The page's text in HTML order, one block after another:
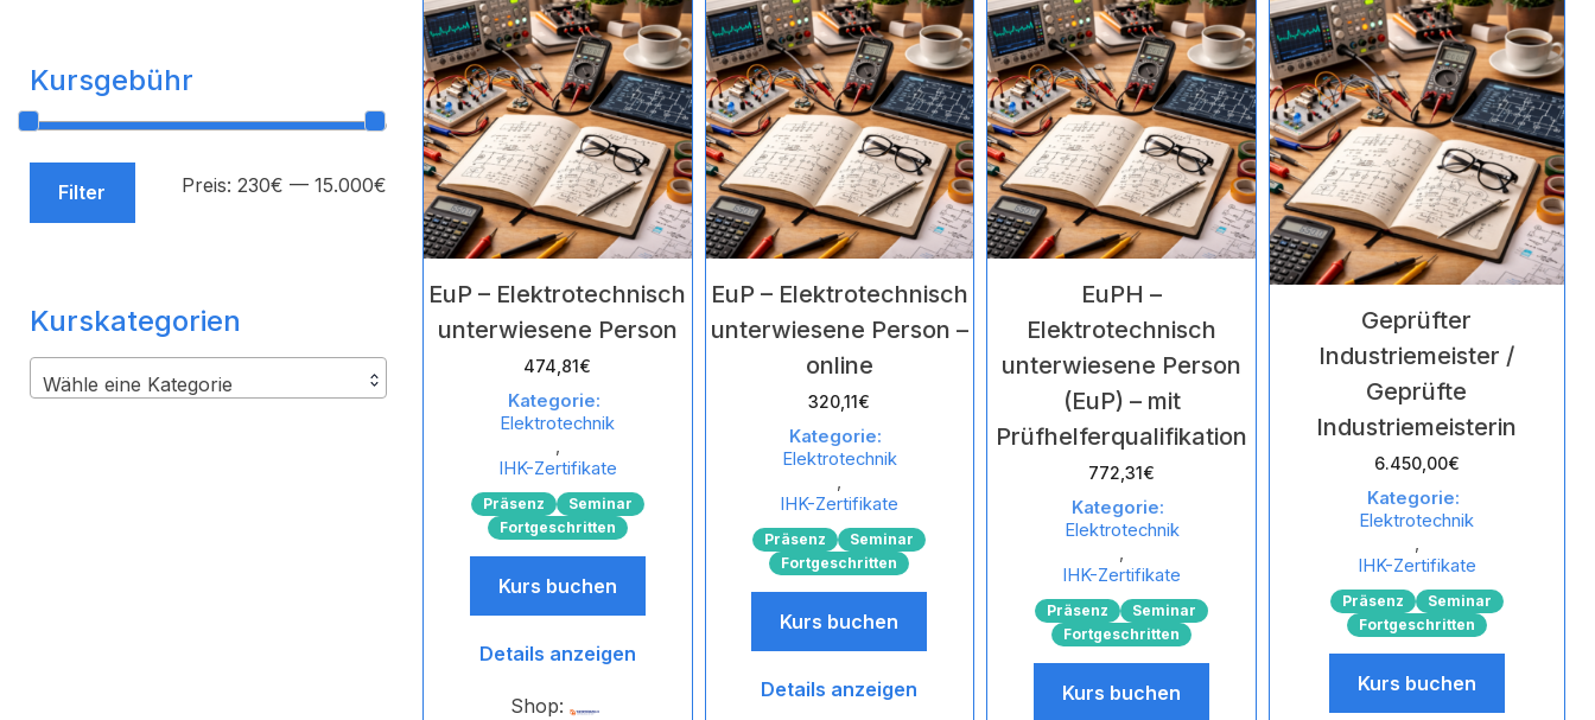
von
5
EuP – Elektrotechnisch
unterwiesene Person
474,81€
Kategorie:
Elektrotechnik
,
IHK-Zertifikate
Präsenz
Seminar
Fortgeschritten
Kurs buchen
Details anzeigen
Shop:
EuP – Elektrotechnisch
unterwiesene Person –
online
320,11€
Kategorie:
Elektrotechnik
,
IHK-Zertifikate
Präsenz
Seminar
Fortgeschritten
Kurs buchen
Details anzeigen
EuPH –
Elektrotechnisch
unterwiesene Person
(EuP) – mit
Prüfhelferqualifikation
772,31€
Kategorie:
Elektrotechnik
,
IHK-Zertifikate
Präsenz
Seminar
Fortgeschritten
Kurs buchen
Geprüfter
Industriemeister /
Geprüfte
Industriemeisterin
6.450,00€
Kategorie:
Elektrotechnik
,
IHK-Zertifikate
Präsenz
Seminar
Fortgeschritten
Kurs buchen
Kursgebühr
Preis
Max.
Preis
Filter Preis: 230€ — 15.000€
Kurskategorien
Wähle eine Kategorie